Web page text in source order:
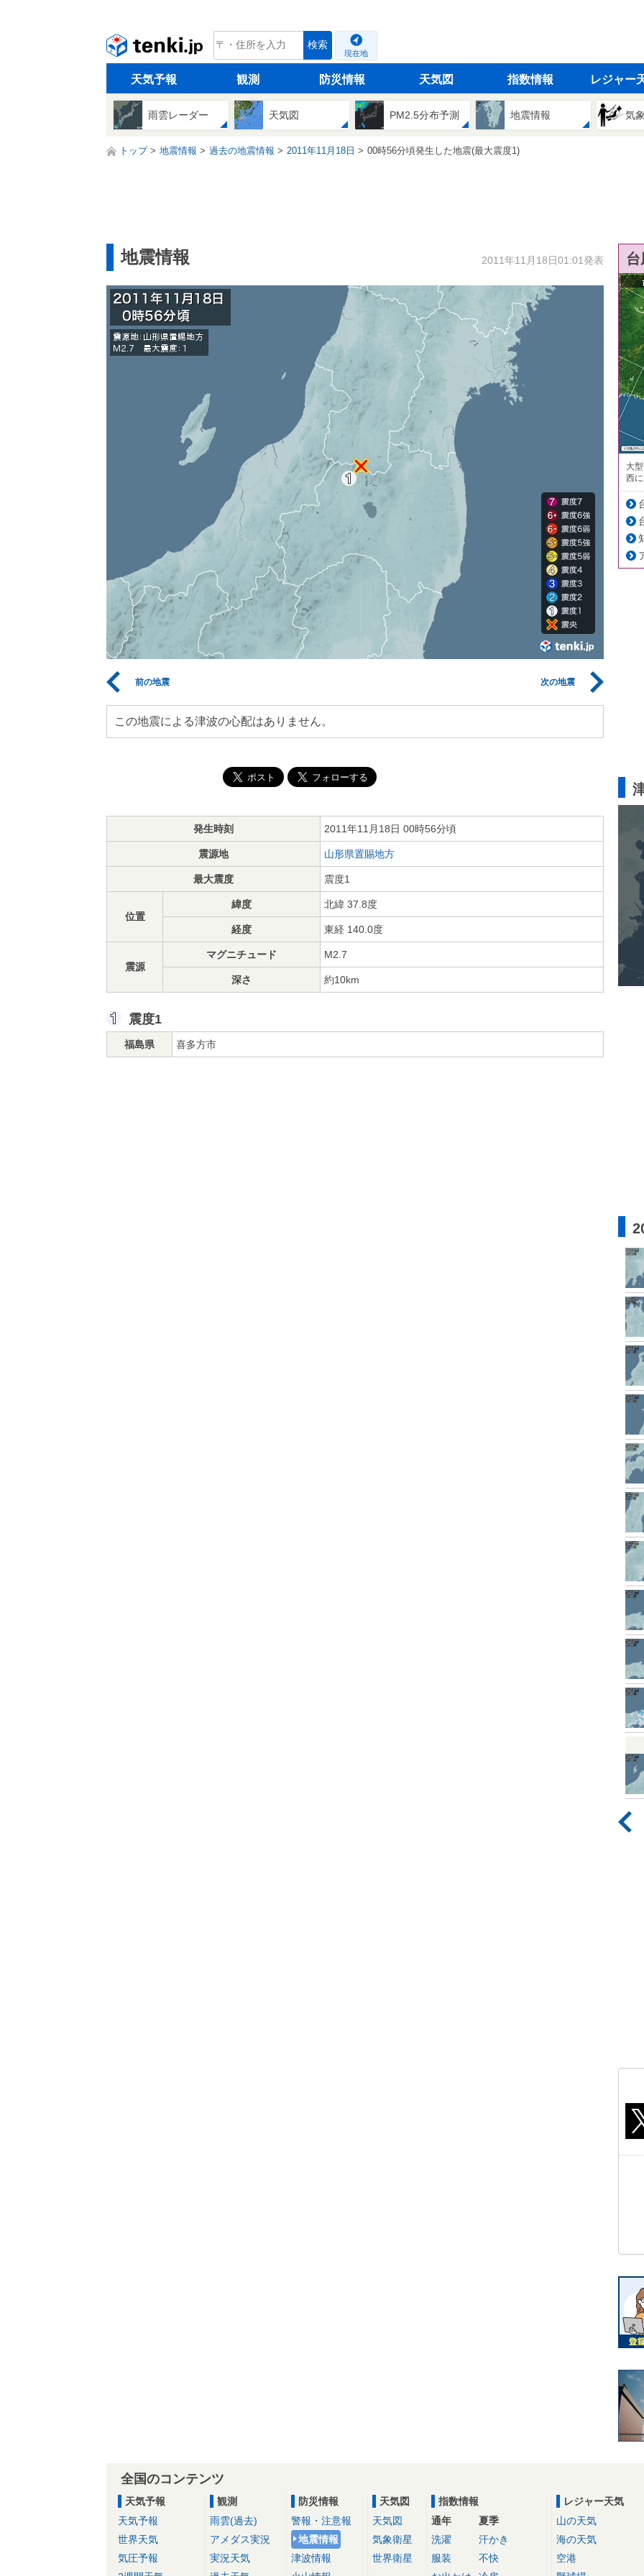
tenki.jp 検索
現在地
天気予報 観測 防災情報 天気図 指数情報 レジャー
雨雲レーダー 天気図 PM2.5分布予測 地震情報 気
トップ 地震情報 過去の地震情報 2011年11月18日 00時56分頃発生した地震(最大震度1)
地震情報 2011年11月18日01:01発表
前の地震 次の地震
この地震による津波の心配はありません。
発生時刻 2011年11月18日 00時56分頃
震源地 山形県置賜地方
最大震度 震度1
位置
緯度 北緯 37.8度
経度 東経 140.0度
震源
マグニチュード M2.7
深さ 約10km
震度1
福島県 喜多方市
大
西
全国のコンテンツ
天気予報
天気予報
世界天気
気圧予報
観測
雨雲(過去)
アメダス実況
実況天気
防災情報
警報・注意報
地震情報
津波情報
天気図
天気図
気象衛星
世界衛星
指数情報
通年
洗濯
服装
夏季
汗かき
不快
レジャー天気
山の天気
海の天気
空港